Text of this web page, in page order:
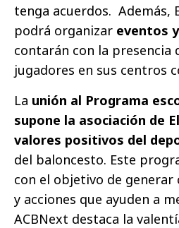
tenga acuerdos. Además,
podrá organizar eventos
contarán con la presencia
jugadores en sus centros
La unión al Programa
supone la asociación de
valores positivos del
del baloncesto. Este
con el objetivo de
y acciones que ayuden a
ACBNext destaca la